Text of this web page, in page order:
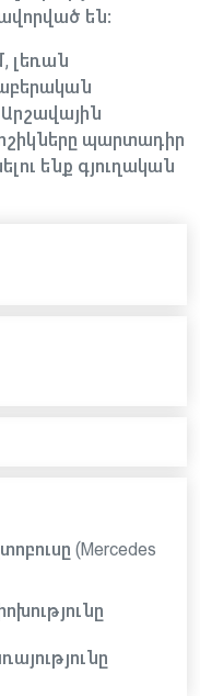
են:
լեռան
Արշավային
պարտադիր
ենք գյուղական
(Mercedes